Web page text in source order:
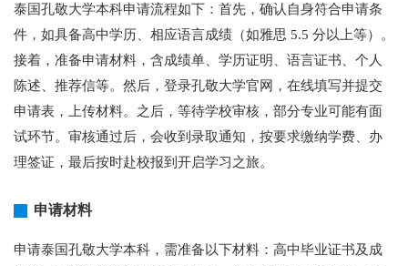
泰国孔敬大学本科申请流程如下：首先，确认自身符合申请条
件，如具备高中学历、相应语言成绩（如雅思 5.5 分以上等）。
接着，准备申请材料，含成绩单、学历证明、语言证书、个人
陈述、推荐信等。然后，登录孔敬大学官网，在线填写并提交
申请表，上传材料。之后，等待学校审核，部分专业可能有面
试环节。审核通过后，会收到录取通知，按要求缴纳学费、办
理签证，最后按时赴校报到开启学习之旅。
申请材料
申请泰国孔敬大学本科，需准备以下材料：高中毕业证书及成